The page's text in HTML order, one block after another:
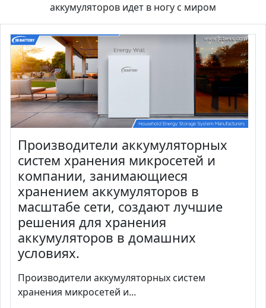
аккумуляторов идет в ногу с миром
Производители аккумуляторных
систем хранения микросетей и
компании, занимающиеся
хранением аккумуляторов в
масштабе сети, создают лучшие
решения для хранения
аккумуляторов в домашних
условиях.
Производители аккумуляторных систем
хранения микросетей и...